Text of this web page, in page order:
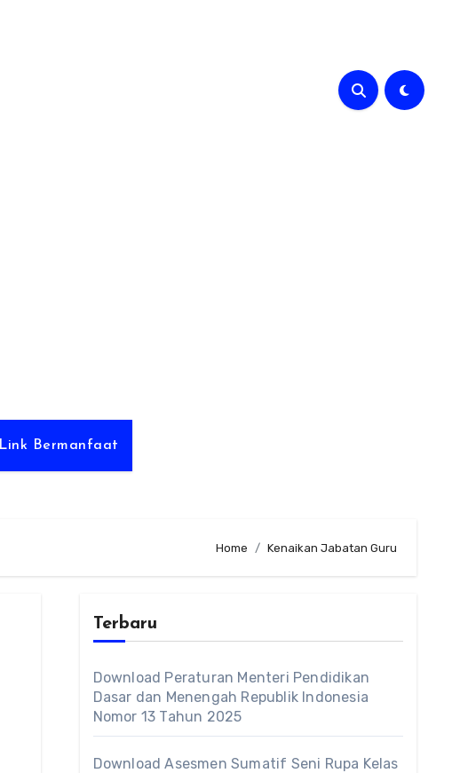
Link Bermanfaat
Home Kenaikan Jabatan Guru
Terbaru
Download Peraturan Menteri Pendidikan
Dasar dan Menengah Republik Indonesia
Nomor 13 Tahun 2025
Download Asesmen Sumatif Seni Rupa Kelas